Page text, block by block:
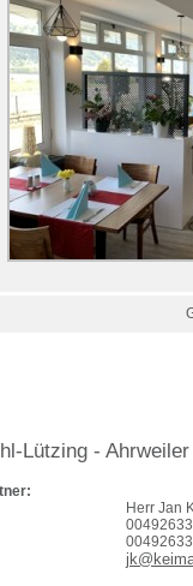
Lützing - Ahrweiler
Herr Jan